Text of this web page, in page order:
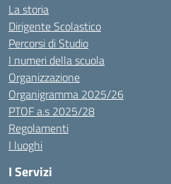
La storia
Dirigente Scolastico
Percorsi di Studio
I numeri della scuola
Organizzazione
Organigramma 2025/26
PTOF a.s 2025/28
Regolamenti
I luoghi
I Servizi